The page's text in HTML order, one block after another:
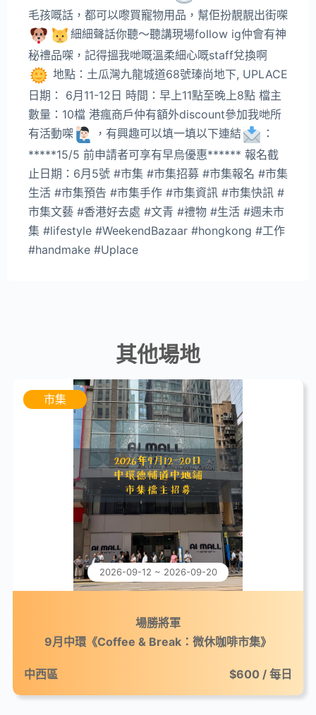
毛孩嘅話，都可以嚟買寵物用品，幫佢扮靚靚出街㗎
細細聲話你聽～聽講現場follow ig仲會有神
秘禮品㗎，記得搵我哋嘅溫柔細心嘅staff兌換啊
地點：土瓜灣九龍城道68號瑧尚地下, UPLACE
日期： 6月11-12日 時間：早上11點至晚上8點 檔主
數量：10檔 港瘋商戶仲有額外discount參加我哋所
有活動㗎
，有興趣可以填一填以下連結
：
*****15/5 前申請者可享有早烏優惠****** 報名截
止日期：6月5號 #市集 #市集招募 #市集報名 #市集
生活 #市集預告 #市集手作 #市集資訊 #市集快訊 #
市集文藝 #香港好去處 #文青 #禮物 #生活 #週未市
集 #lifestyle #WeekendBazaar #hongkong #工作
#handmake #Uplace
其他場地
市集
2026-09-12 ~ 2026-09-20
場勝將軍
9月中環《Coffee & Break：微休咖啡市集》
中西區 $600 / 每日